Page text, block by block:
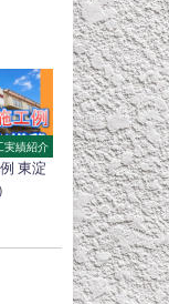
実績紹介
東淀